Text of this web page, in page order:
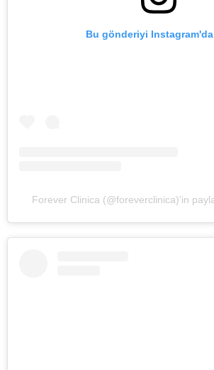
Bu gönderiyi
Forever Clinica (@foreverclinica)'in